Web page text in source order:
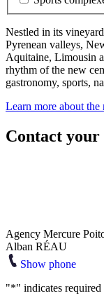
Nestled in its
Pyrenean valleys,
Aquitaine, Limousin
rhythm of the new
gastronomy, sports,
Learn more about the
Contact your
Agency Mercure
Alban RÉAU
Show phone
"*" indicates